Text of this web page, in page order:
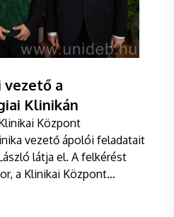
vezető a
Klinikán
Központ
vezető ápolói feladatait
látja el. A felkérést
a Klinikai Központ
Anna ápolási és
át pénteken